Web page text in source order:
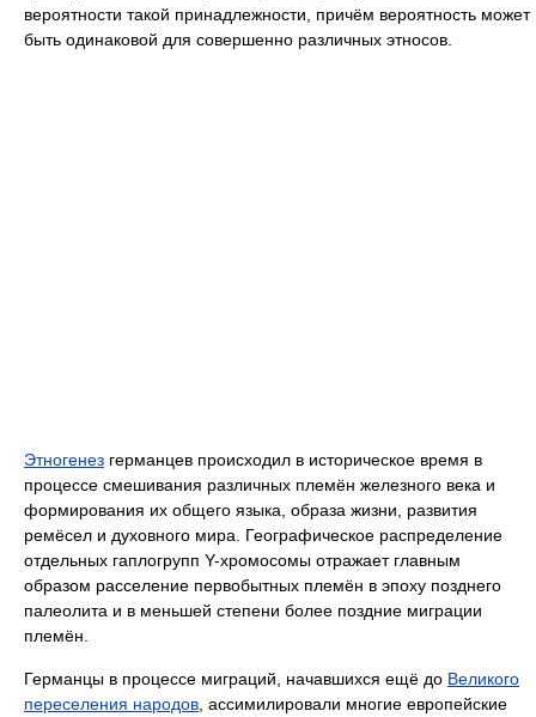
вероятности такой принадлежности, причём вероятность может
быть одинаковой для совершенно различных этносов.
Этногенез германцев происходил в историческое время в
процессе смешивания различных племён железного века и
формирования их общего языка, образа жизни, развития
ремёсел и духовного мира. Географическое распределение
отдельных гаплогрупп Y-хромосомы отражает главным
образом расселение первобытных племён в эпоху позднего
палеолита и в меньшей степени более поздние миграции
племён.
Германцы в процессе миграций, начавшихся ещё до Великого
переселения народов , ассимилировали многие европейские